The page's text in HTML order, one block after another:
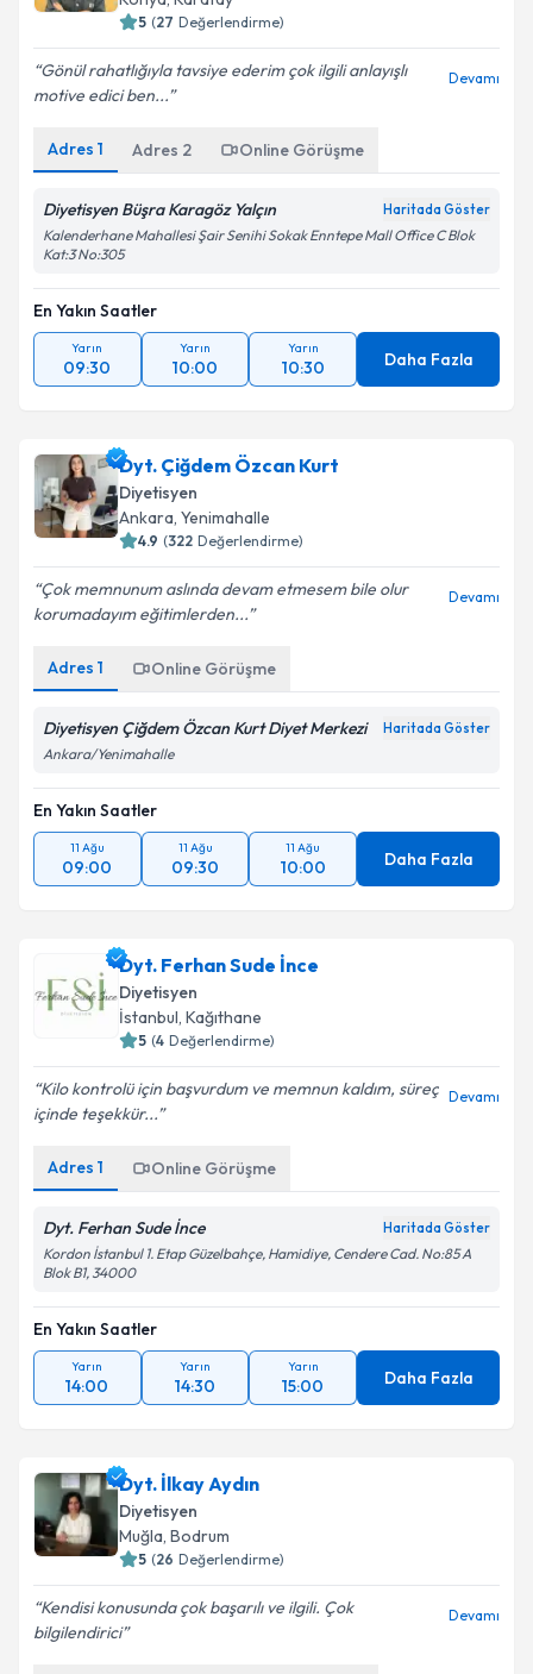
Konya,Karatay
( Değerlendirme)
Gönül rahatlığıyla tavsiye ederim çok ilgili anlayışlı
motive edici ben...
Adres 1 Adres 2 Online Görüşme
Diyetisyen Büşra Karagöz Yalçın
Kalenderhane Mahallesi Şair Senihi Sokak Enntepe Mall Office C Blok
En Yakın Saatler
Yarın
09:30
Yarın
10:00
Yarın
10:30 Daha Fazla
Dyt. Çiğdem Özcan Kurt
Diyetisyen
Ankara,Yenimahalle
( Değerlendirme)
Çok memnunum aslında devam etmesem bile olur
korumadayım eğitimlerden...
Adres 1 Online Görüşme
Diyetisyen Çiğdem Özcan Kurt Diyet Merkezi
En Yakın Saatler
11 Ağu
09:00
11 Ağu
09:30
11 Ağu
10:00 Daha Fazla
Dyt. Ferhan Sude İnce
Diyetisyen
İstanbul, Kağıthane
( Değerlendirme)
Kilo kontrolü için başvurdum ve memnun kaldım, süreç
içinde teşekkür...
Adres 1 Online Görüşme
Dyt. Ferhan Sude İnce
Kordon İstanbul 1. Etap Güzelbahçe, Hamidiye, Cendere Cad. No:85 A
Blok B1, 34000
En Yakın Saatler
Yarın
14:00
Yarın
14:30
Yarın
15:00 Daha Fazla
Dyt. İlkay Aydın
Diyetisyen
Muğla,Bodrum
( Değerlendirme)
Kendisi konusunda çok başarılı ve ilgili. Çok
bilgilendirici